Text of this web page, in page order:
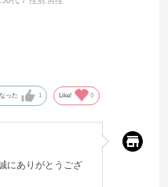
った 1 Like! 0
にありがとうござ